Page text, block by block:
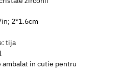
2*1.6cm
tija
ambalat in cutie pentru